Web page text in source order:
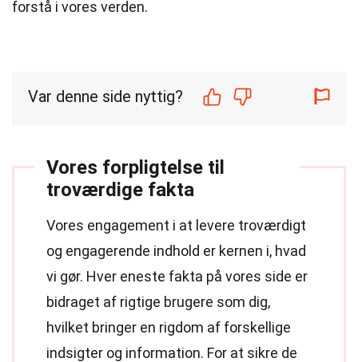
forstå i vores verden.
Var denne side nyttig?
Vores forpligtelse til
troværdige fakta
Vores engagement i at levere troværdigt
og engagerende indhold er kernen i, hvad
vi gør. Hver eneste fakta på vores side er
bidraget af rigtige brugere som dig,
hvilket bringer en rigdom af forskellige
indsigter og information. For at sikre de